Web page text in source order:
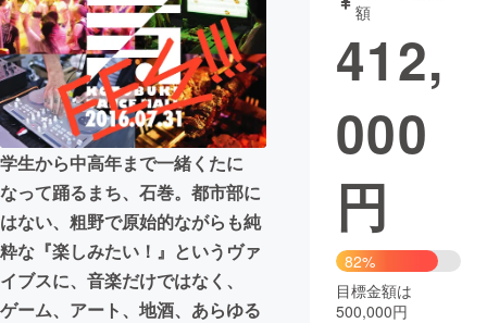
テクノロジー・ガジェット
映像・映画 書籍・雑誌
ビジネス・起業 チャレンジ
まちづくり・地域活性化
CAMPFIRE for Social Good
CAMPFIRE Creation
CAMPFIREふるさと納税
コミュニティ
学生から中高年まで一緒くたに
なって踊るまち、石巻。都市部に
はない、粗野で原始的ながらも純
粋な『楽しみたい！』というヴァ
イブスに、音楽だけではなく、
ゲーム、アート、地酒、あらゆる
額
412,
000
円
82%
目標金額は
500,000円